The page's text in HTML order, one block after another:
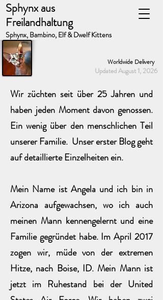
Sphynx aus
Freilandhaltung
Worldwide Delivery
Sphynx, Bambino, Elf & Dwelf Kittens
Updated August 1, 2026
Wir züchten seit über 25 Jahren und
haben jeden Moment davon genossen.
Ein wenig über den menschlichen Teil
unserer Familie. Unser erster Blog geht
auf detaillierte Einzelheiten ein.
Mein Name ist Angela und ich bin in
Arizona aufgewachsen, wo ich auch
meinen Mann kennengelernt und eine
Familie gegründet habe. Im April 2017
zogen wir, müde von der extremen
Hitze, nach Boise, ID. Mein Mann ist
jetzt im Ruhestand bei der United